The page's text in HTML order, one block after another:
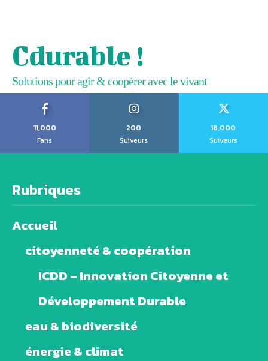
Cdurable !
Solutions pour agir & coopérer avec le vivant
11,000
Fans
200
Suiveurs
18,000
Suiveurs
Rubriques
Accueil
citoyenneté & coopération
ICDD – Innovation Citoyenne et
Développement Durable
eau & biodiversité
énergie & climat